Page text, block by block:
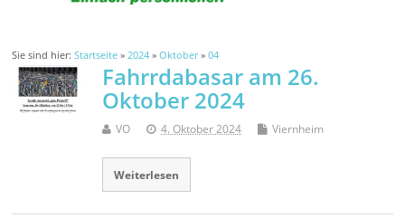
Sie sind hier:Startseite »2024 »Oktober»04
Fahrrdabasar am 26.
Oktober 2024
VO 4. Oktober 2024 Viernheim
Weiterlesen